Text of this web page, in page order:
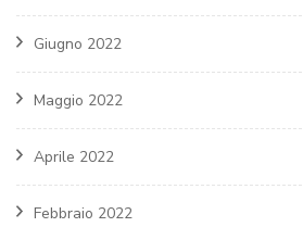
Giugno 2022
Maggio 2022
Aprile 2022
Febbraio 2022